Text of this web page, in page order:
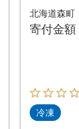
浜茹で
50g前後
北海道森町
寄付金額
冷凍